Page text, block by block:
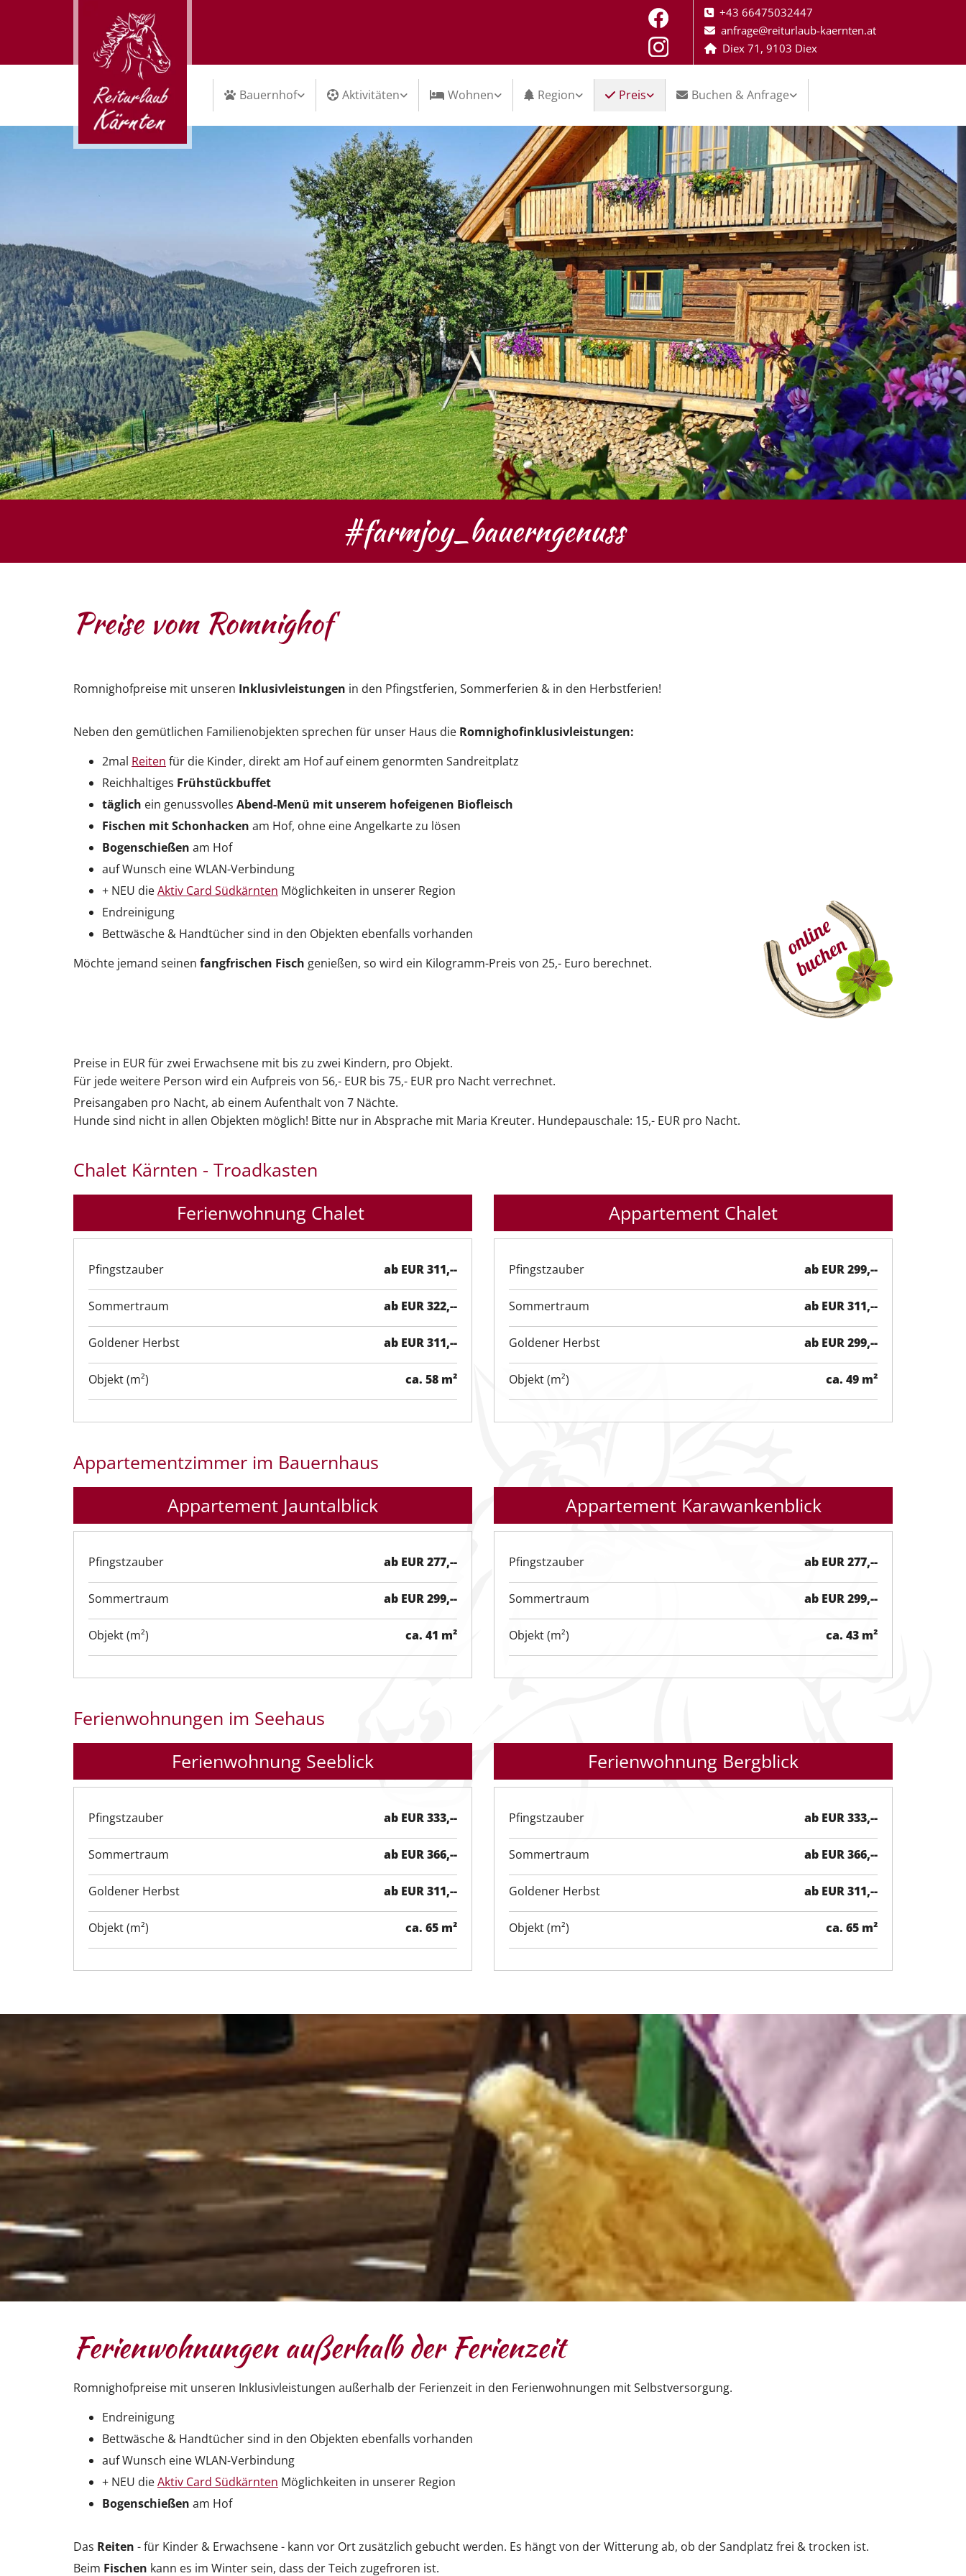
 +43 66475032447
 anfrage@reiturlaub-kaernten.at
 Diex 71, 9103 Diex
Bauernhof Aktivitäten Wohnen Region Preis Buchen & Anfrage
#farmjoy_bauerngenuss
Preise vom Romnighof
Romnighofpreise mit unseren Inklusivleistungen in den Pfingstferien, Sommerferien & in den Herbstferien!
Neben den gemütlichen Familienobjekten sprechen für unser Haus die Romnighofinklusivleistungen:
2mal Reiten für die Kinder, direkt am Hof auf einem genormten Sandreitplatz
Reichhaltiges Frühstückbuffet
täglich ein genussvolles Abend-Menü mit unserem hofeigenen Biofleisch
Fischen mit Schonhacken am Hof, ohne eine Angelkarte zu lösen
Bogenschießen am Hof
auf Wunsch eine WLAN-Verbindung
+ NEU dieAktiv Card Südkärnten Möglichkeiten in unserer Region
Endreinigung
Bettwäsche & Handtücher sind in den Objekten ebenfalls vorhanden
Möchte jemand seinen fangfrischen Fisch genießen, so wird ein Kilogramm-Preis von 25,- Euro berechnet.
Preise in EUR für zwei Erwachsene mit bis zu zwei Kindern, pro Objekt.
Für jede weitere Person wird ein Aufpreis von 56,- EUR bis 75,- EUR pro Nacht verrechnet.
Preisangaben pro Nacht, ab einem Aufenthalt von 7 Nächte.
Hunde sind nicht in allen Objekten möglich! Bitte nur in Absprache mit Maria Kreuter. Hundepauschale: 15,- EUR pro Nacht.
Chalet Kärnten - Troadkasten
Ferienwohnung Chalet
Pfingstzauber ab EUR 311,--
Sommertraum ab EUR 322,--
Goldener Herbst ab EUR 311,--
Objekt (m²) ca. 58 m²
Appartement Chalet
Pfingstzauber ab EUR 299,--
Sommertraum ab EUR 311,--
Goldener Herbst ab EUR 299,--
Objekt (m²) ca. 49 m²
Appartementzimmer im Bauernhaus
Appartement Jauntalblick
Pfingstzauber ab EUR 277,--
Sommertraum ab EUR 299,--
Objekt (m²) ca. 41 m²
Appartement Karawankenblick
Pfingstzauber ab EUR 277,--
Sommertraum ab EUR 299,--
Objekt (m²) ca. 43 m²
Ferienwohnungen im Seehaus
Ferienwohnung Seeblick
Pfingstzauber ab EUR 333,--
Sommertraum ab EUR 366,--
Goldener Herbst ab EUR 311,--
Objekt (m²) ca. 65 m²
Ferienwohnung Bergblick
Pfingstzauber ab EUR 333,--
Sommertraum ab EUR 366,--
Goldener Herbst ab EUR 311,--
Objekt (m²) ca. 65 m²
Ferienwohnungen außerhalb der Ferienzeit
Romnighofpreise mit unseren Inklusivleistungen außerhalb der Ferienzeit in den Ferienwohnungen mit Selbstversorgung.
Endreinigung
Bettwäsche & Handtücher sind in den Objekten ebenfalls vorhanden
auf Wunsch eine WLAN-Verbindung
+ NEU dieAktiv Card Südkärnten Möglichkeiten in unserer Region
Bogenschießen am Hof
Das Reiten - für Kinder & Erwachsene - kann vor Ort zusätzlich gebucht werden. Es hängt von der Witterung ab, ob der Sandplatz frei & trocken ist.
Beim Fischen kann es im Winter sein, dass der Teich zugefroren ist.